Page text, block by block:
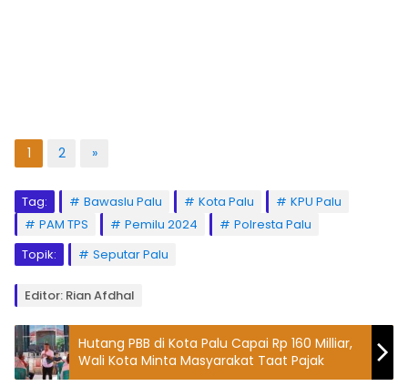
1 2 »
Tag: Bawaslu Palu Kota Palu
KPU Palu
PAM TPS
Pemilu 2024
Polresta Palu
Topik:
Seputar Palu
Editor: Rian Afdhal
Hutang PBB di Kota Palu Capai Rp 160 Milliar,
Wali Kota Minta Masyarakat Taat Pajak